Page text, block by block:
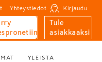
Yhteystiedot Kirjaudu
Tule
asiakkaaksi
YLEISTÄ